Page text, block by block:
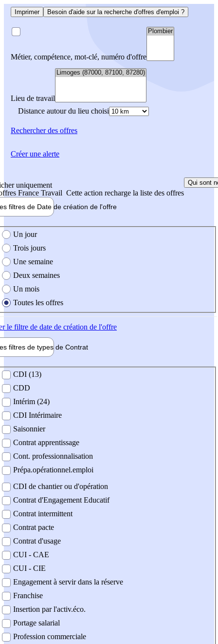
Imprimer Besoin d'aide sur la recherche d'offres d'emploi ?
Métier, compétence, mot-clé, numéro d'offre
Lieu de travail
Distance autour du lieu choisi
Rechercherdes offres
uniquement
France Travail Cette action recharge la liste des offres
Qui sont
filtres de Date de création de l'offre
création de l'offre
Un jour
Trois jours
Une semaine
Deux semaines
Un mois
Toutes les offres
le filtre de date de création de l'offre
filtres de types de Contrat
contrat
CDI (13)
CDD
Intérim (24)
CDI Intérimaire
Saisonnier
Contrat apprentissage
Cont. professionnalisation
Prépa.opérationnel.emploi
CDI de chantier ou d'opération
Contrat d'Engagement Educatif
Contrat intermittent
Contrat pacte
Contrat d'usage
CUI - CAE
CUI - CIE
Engagement à servir dans la réserve
Franchise
Insertion par l'activ.éco.
Portage salarial
Profession commerciale
Créer une alerte